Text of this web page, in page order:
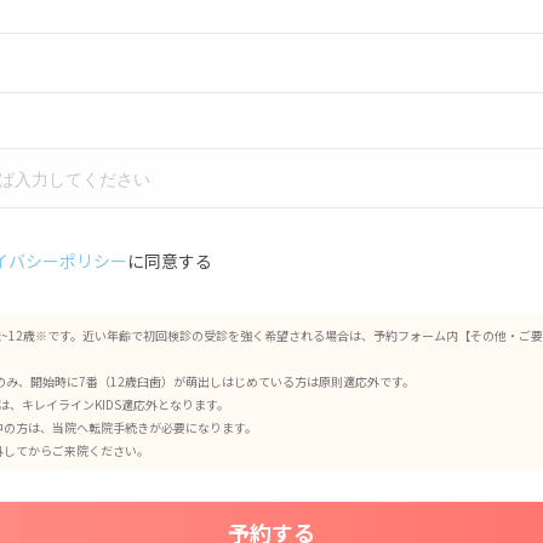
バシーポリシー に同意する
歳※です。近い年齢で初回検診の受診を強く希望される場合は、予約フォーム内【その他・ご
、開始時に7番（12歳臼歯）が萌出しはじめている方は原則適応外です。
キレイラインKIDS適応外となります。
方は、当院へ転院手続きが必要になります。
てからご来院ください。
予約する